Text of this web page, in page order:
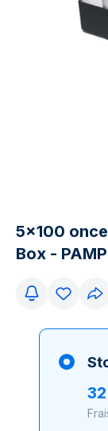
5x100
Box -
32